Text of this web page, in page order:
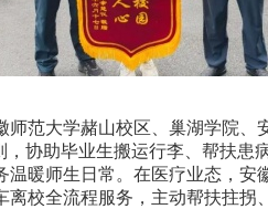
大学赭山校区、巢湖学院、
协助毕业生搬运行李、帮扶患
温暖师生日常。在医疗业态，
离校全流程服务，主动帮扶拄